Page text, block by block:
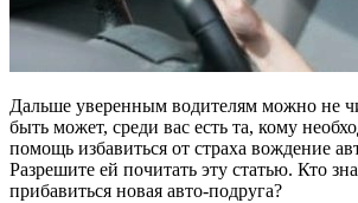
Дальше уверенным водителям можно не
быть может, среди вас есть та, кому
помощь избавиться от страха вождение
Разрешите ей почитать эту статью. Кто
прибавиться новая авто-подруга?